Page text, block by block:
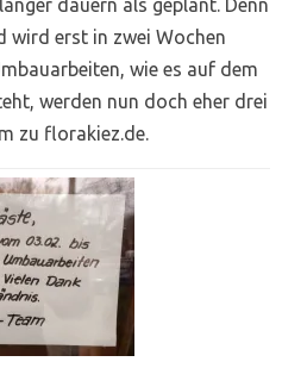
dauern als geplant. Denn
wird erst in zwei Wochen
wie es auf dem
werden nun doch eher drei
zu florakiez.de.